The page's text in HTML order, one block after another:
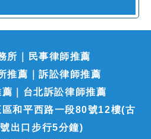
所｜民事律師推薦
推薦｜訴訟律師推薦
｜台北訴訟律師推薦
和平西路一段80號12樓(古
出口步行5分鐘)